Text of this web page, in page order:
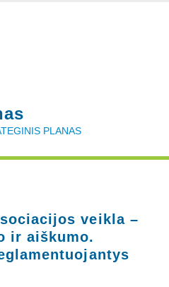
PLANAS
veikla –
ir aiškumo.